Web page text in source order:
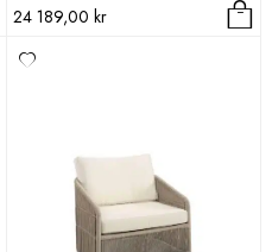
24 189,00 kr